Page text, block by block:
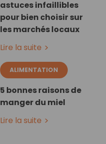
astuces infaillibles
pour bien choisir sur
les marchés locaux
Lire la suite
ALIMENTATION
5 bonnes raisons de
manger du miel
Lire la suite